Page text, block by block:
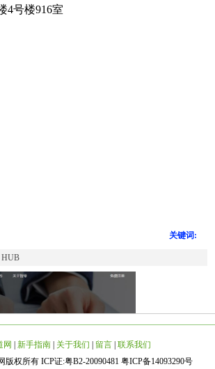
4号楼916室
关键词:
HUB
造Acafa KF116P 16端口 双介面 IP KVM 电脑切换器
网 新手指南 关于我们 留言 联系我们
版权所有 ICP证:粤B2-20090481 粤ICP备14093290号